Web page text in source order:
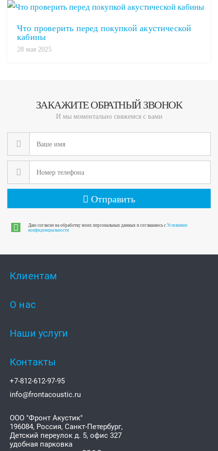
Что проверить перед покупкой акустической
кабины
28 мая 2025
ЗАКАЖИТЕ ОБРАТНЫЙ ЗВОНОК
И мы моментально свяжемся с вами
Отправить
Даю согласие на обработку моих персональных данных и соглашаюсь с Условиями
конфиденциальности
Клиентам
О нас
Наши услуги
Контакты
+7-812-612-97-95
info@frontacoustic.ru
ООО "Фронт Акустик"
196084, Россия, Санкт-Петербург,
Детский переулок д. 5, офис 327
удобная парковка